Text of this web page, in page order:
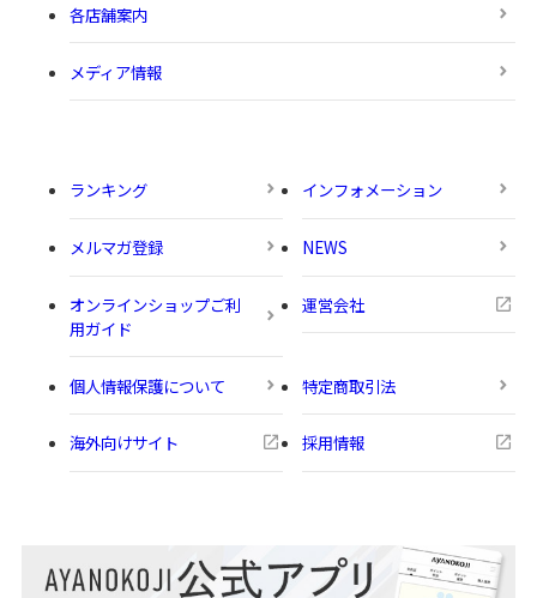
各店舗案内
メディア情報
ランキング インフォメーション
メルマガ登録 NEWS
オンラインショップご利
用ガイド
運営会社
個人情報保護について 特定商取引法
海外向けサイト 採用情報